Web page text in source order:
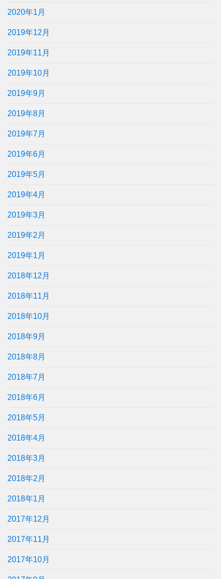
2020年1月
2019年12月
2019年11月
2019年10月
2019年9月
2019年8月
2019年7月
2019年6月
2019年5月
2019年4月
2019年3月
2019年2月
2019年1月
2018年12月
2018年11月
2018年10月
2018年9月
2018年8月
2018年7月
2018年6月
2018年5月
2018年4月
2018年3月
2018年2月
2018年1月
2017年12月
2017年11月
2017年10月